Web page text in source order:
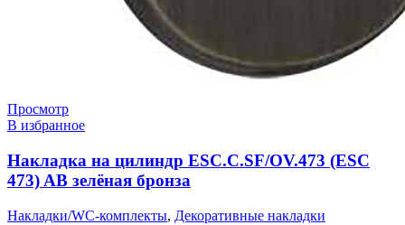
Просмотр
В избранное
Накладка на цилиндр ESC.C.SF/OV.473 (ESC
473) AB зелёная бронза
Накладки/WC-комплекты, Декоративные накладки